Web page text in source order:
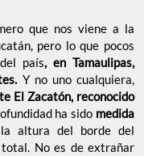
que nos viene a la
pero lo que pocos
país, en Tamaulipas,
Y no uno cualquiera,
El Zacatón, reconocido
ha sido medida
altura del borde del
No es de extrañar